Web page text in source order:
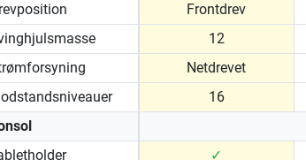
Frontdrev
12
Netdrevet
16
✓